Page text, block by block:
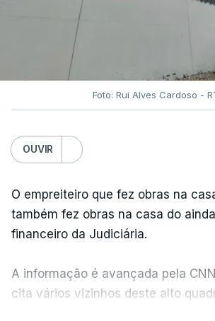
Foto: Rui Alves Cardoso -
OUVIR
O empreiteiro que fez obras na
também fez obras na casa do
financeiro da Judiciária.
A informação é avançada pela
cita vários vizinhos deste alto